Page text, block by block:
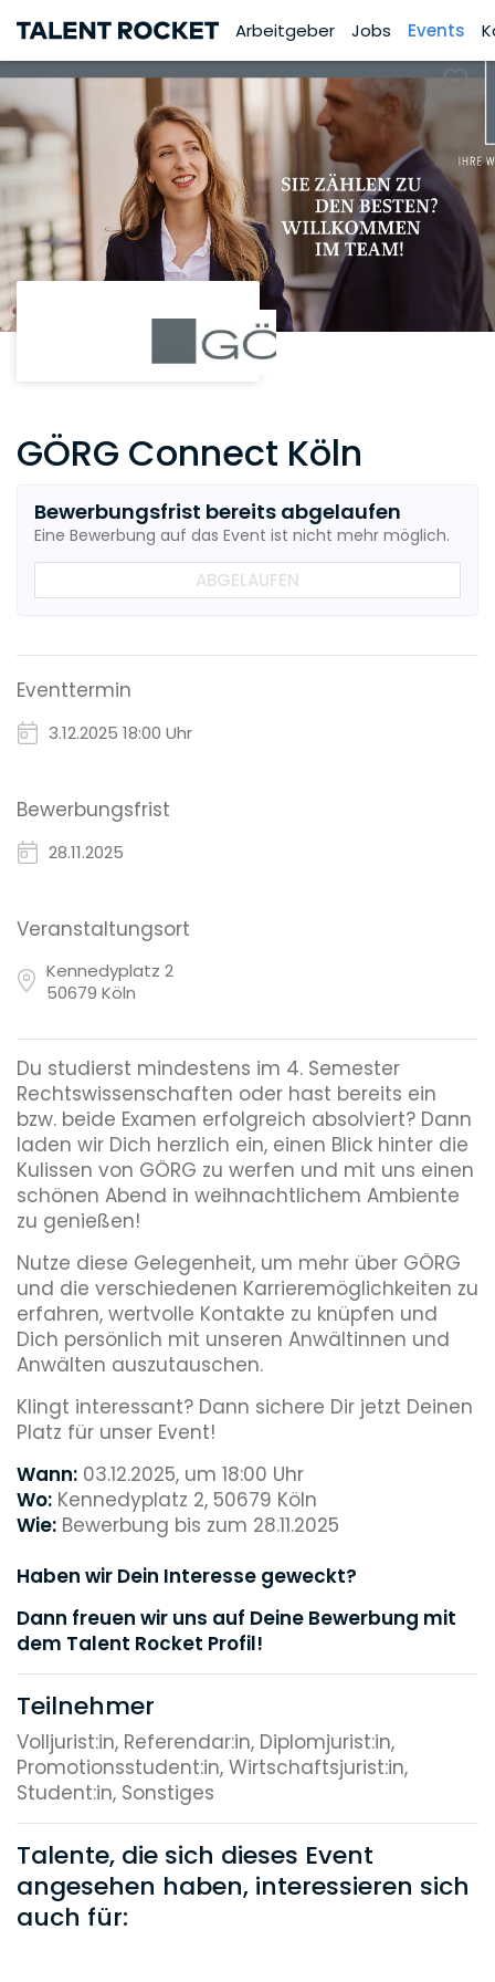
Arbeitgeber Jobs Events
GÖRG Connect Köln
Bewerbungsfrist bereits abgelaufen
Eine Bewerbung auf das Event ist nicht mehr möglich.
ABGELAUFEN
Eventtermin
3.12.2025 18:00 Uhr
Bewerbungsfrist
28.11.2025
Veranstaltungsort
Kennedyplatz 2
50679 Köln
Du studierst mindestens im 4. Semester
Rechtswissenschaften oder hast bereits ein
bzw. beide Examen erfolgreich absolviert? Dann
laden wir Dich herzlich ein, einen Blick hinter die
Kulissen von GÖRG zu werfen und mit uns einen
schönen Abend in weihnachtlichem Ambiente
zu genießen!
Nutze diese Gelegenheit, um mehr über GÖRG
und die verschiedenen Karrieremöglichkeiten zu
erfahren, wertvolle Kontakte zu knüpfen und
Dich persönlich mit unseren Anwältinnen und
Anwälten auszutauschen.
Klingt interessant? Dann sichere Dir jetzt Deinen
Platz für unser Event!
Wann: 03.12.2025, um 18:00 Uhr
Wo: Kennedyplatz 2, 50679 Köln
Wie: Bewerbung bis zum 28.11.2025
Haben wir Dein Interesse geweckt?
Dann freuen wir uns auf Deine Bewerbung mit
dem Talent Rocket Profil!
Teilnehmer
Volljurist:in, Referendar:in, Diplomjurist:in,
Promotionsstudent:in, Wirtschaftsjurist:in,
Student:in, Sonstiges
Talente, die sich dieses Event
angesehen haben, interessieren sich
auch für: